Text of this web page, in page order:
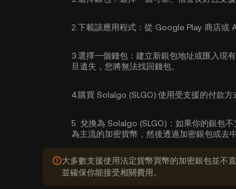
2. 下載該應用程式： 從 Google Play 商店或
3.選擇一個錢包： 建立新銀包地址或匯入現
旦遺失，您將無法找回錢包。
4.購買 Solalgo (SLGO):使用受支援的付款方
5. 兌換為 Solalgo (SLGO)： 如果你的銀包不
為主流的加密貨幣，然後透過加密銀包或去
大多數支援使用法定貨幣買幣的加密銀包並不
並確保你能接受相關費用。